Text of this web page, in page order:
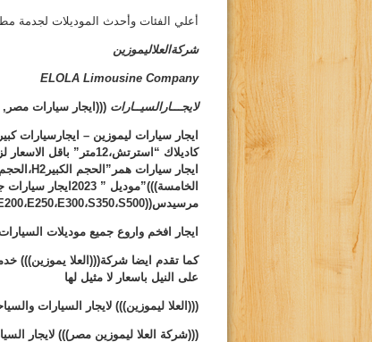
أعلي الفئات وأحدث الموديلات لجدمة
شركةالعلاليموزين
ELOLA Limousine Company
لايجـــارالسيــارات(((ايجار سيارات مصر,
ايجار سيارات ليموزين – ايجارسيارات
كاديلاك
ايجار سيارات همر”الحجم الكبيرH2
الخامسة)))”موديل ” 2023ايجار سيارات جيب شروكى
مرسيدس((
،E250،E300،S350،S500
ايجار افخم واروع جميع موديلات السيارات
كما تقدم ايضا شركة(((العلا يموزين)))
على النيل باسعار لا مثيل لها
(((العلا ليموزين))) لايجار السيارات
(((شركة العلا ليموزين مصر))) لايجار